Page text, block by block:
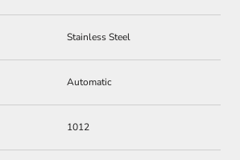
Stainless Steel
Automatic
1012